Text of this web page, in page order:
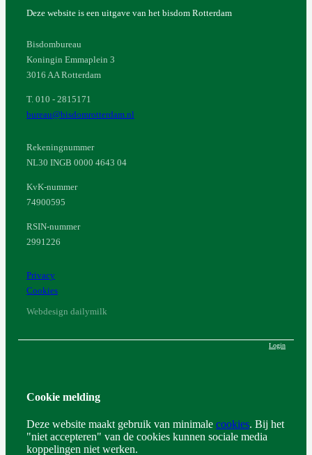
Deze website is een uitgave van het bisdom Rotterdam
Bisdombureau
Koningin Emmaplein 3
3016 AA Rotterdam
T. 010 - 2815171
bureau@bisdomrotterdam.nl
Rekeningnummer
NL30 INGB 0000 4643 04
KvK-nummer
74900595
RSIN-nummer
2991226
Privacy
Cookies
Webdesign dailymilk
Login
Cookie melding
Deze website maakt gebruik van minimale cookies. Bij het
"niet accepteren" van de cookies kunnen sociale media
koppelingen niet werken.